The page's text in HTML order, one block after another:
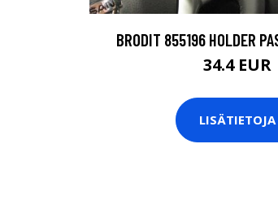
BRODIT 855196 HOLDER
34.4 EUR
LISÄTIETOJA